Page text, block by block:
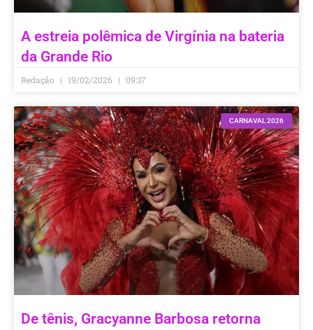
A estreia polêmica de Virgínia na bateria
da Grande Rio
Redação 19/02/2026 09:37
CARNAVAL 2026
De tênis, Gracyanne Barbosa retorna